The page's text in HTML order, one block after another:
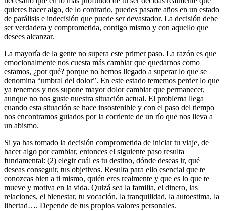
quieres hacer algo, de lo contrario, puedes pasarte años en un estado
de parálisis e indecisión que puede ser devastador. La decisión debe
ser verdadera y comprometida, contigo mismo y con aquello que
desees alcanzar.
La mayoría de la gente no supera este primer paso. La razón es que
emocionalmente nos cuesta más cambiar que quedarnos como
estamos, ¿por qué? porque no hemos llegado a superar lo que se
denomina “umbral del dolor”. En este estado tememos perder lo que
ya tenemos y nos supone mayor dolor cambiar que permanecer,
aunque no nos guste nuestra situación actual. El problema llega
cuando esta situación se hace insostenible y con el paso del tiempo
nos encontramos guiados por la corriente de un río que nos lleva a
un abismo.
Si ya has tomado la decisión comprometida de iniciar tu viaje, de
hacer algo por cambiar, entonces el siguiente paso resulta
fundamental: (2) elegir cuál es tu destino, dónde deseas ir, qué
deseas conseguir, tus objetivos. Resulta para ello esencial que te
conozcas bien a ti mismo, quién eres realmente y que es lo que te
mueve y motiva en la vida. Quizá sea la familia, el dinero, las
relaciones, el bienestar, tu vocación, la tranquilidad, la autoestima, la
libertad…. Depende de tus propios valores personales.